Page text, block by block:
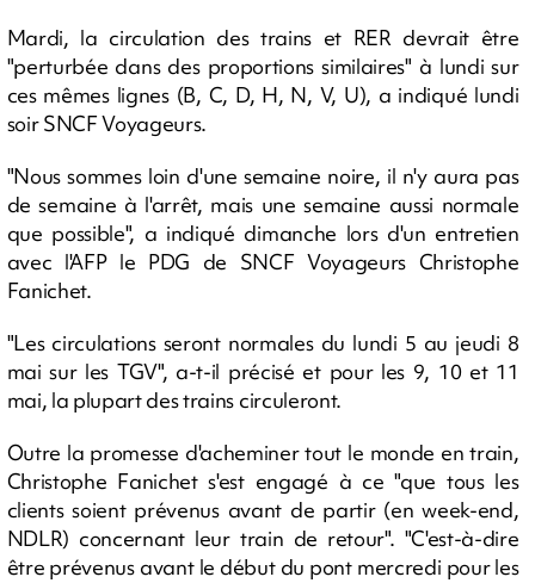
Mardi, la circulation des trains et RER devrait être
"perturbée dans des proportions similaires" à lundi sur
ces mêmes lignes (B, C, D, H, N, V, U), a indiqué lundi
soir SNCF Voyageurs.
"Nous sommes loin d'une semaine noire, il n'y aura pas
de semaine à l'arrêt, mais une semaine aussi normale
que possible", a indiqué dimanche lors d'un entretien
avec l'AFP le PDG de SNCF Voyageurs Christophe
Fanichet.
"Les circulations seront normales du lundi 5 au jeudi 8
mai sur les TGV", a-t-il précisé et pour les 9, 10 et 11
mai, la plupart des trains circuleront.
Outre la promesse d'acheminer tout le monde en train,
Christophe Fanichet s'est engagé à ce "que tous les
clients soient prévenus avant de partir (en week-end,
NDLR) concernant leur train de retour". "C'est-à-dire
être prévenus avant le début du pont mercredi pour les